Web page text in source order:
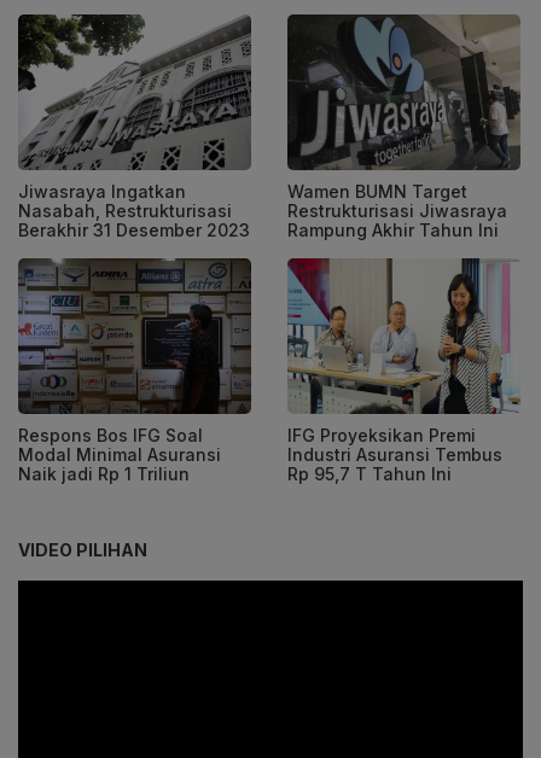
Jiwasraya Ingatkan
Nasabah, Restrukturisasi
Berakhir 31 Desember 2023
Wamen BUMN Target
Restrukturisasi Jiwasraya
Rampung Akhir Tahun Ini
Respons Bos IFG Soal
Modal Minimal Asuransi
Naik jadi Rp 1 Triliun
IFG Proyeksikan Premi
Industri Asuransi Tembus
Rp 95,7 T Tahun Ini
VIDEO PILIHAN